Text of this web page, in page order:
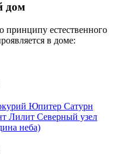
дом
принципу естественного
в доме:
Юпитер Сатурн
Лилит Северный узел
неба)